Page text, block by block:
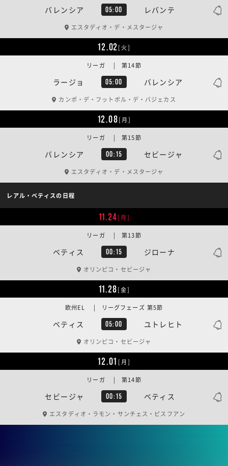
バレンシア 05:00 レバンテ
エスタディオ・デ・メスタージャ
12.02[火]
ラージョ 05:00 バレンシア
リーガ | 第14節
カンポ・デ・フットボル・デ・バジェカス
12.08[月]
バレンシア 00:15 セビージャ
リーガ | 第15節
エスタディオ・デ・メスタージャ
レアル・ベティスの日程
11.24[月]
ベティス 00:15 ジローナ
リーガ | 第13節
オリンピコ・セビージャ
11.28[金]
ベティス 05:00 ユトレヒト
欧州EL | リーグフェーズ 第5節
オリンピコ・セビージャ
12.01 [月]
セビージャ 00:15 ベティス
リーガ | 第14節
エスタディオ・ラモン・サンチェス・ピスフアン